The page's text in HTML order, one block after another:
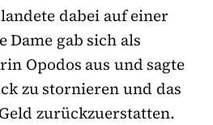
dabei auf einer
Dame gab sich als
Opodos aus und sagte
zu stornieren und das
zurückzuerstatten.